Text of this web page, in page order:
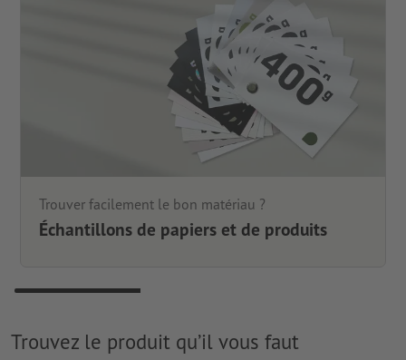
Trouver facilement le bon matériau ?
Échantillons de papiers et de produits
Trouvez le produit qu’il vous faut